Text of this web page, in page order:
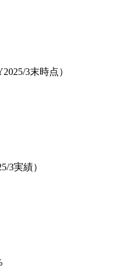
3末時点）
3実績）